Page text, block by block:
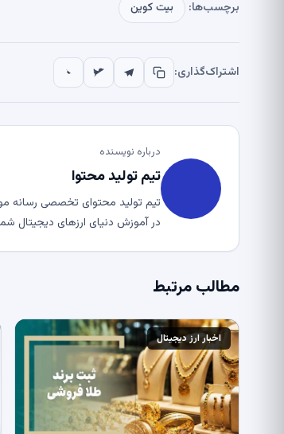
برچسب‌ها: بیت کوین
اشتراک‌گذاری:
درباره نویسنده
تیم تولید محتوا
تیم تولید محتوای تخصصی رسانه
در آموزش دنیای ارزهای دیجیتال
مطالب مرتبط
اخبار ارز دیجیتال